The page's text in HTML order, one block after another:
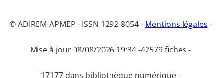
© ADIREM-APMEP - ISSN 1292-8054 - Mentions légales -
Mise à jour 08/08/2026 19:34 -42579 fiches -
17177 dans bibliothèque numérique -